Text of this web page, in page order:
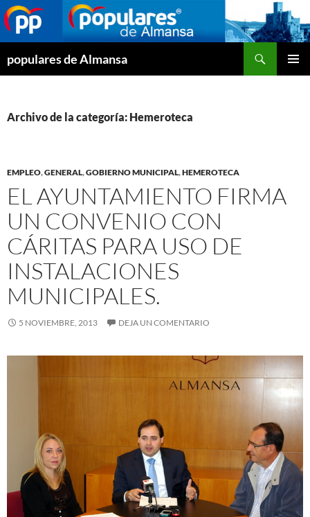
populares de Almansa
Archivo de la categoría: Hemeroteca
EMPLEO,GENERAL,GOBIERNO MUNICIPAL,HEMEROTECA
EL AYUNTAMIENTO FIRMA
UN CONVENIO CON
CÁRITAS PARA USO DE
INSTALACIONES
MUNICIPALES.
5 NOVIEMBRE, 2013 DEJA UN COMENTARIO